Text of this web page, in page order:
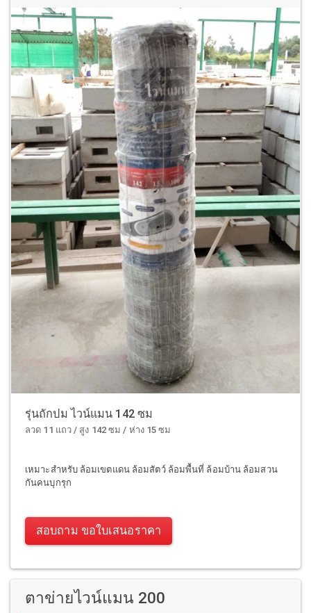
รุ่นถักปม ไวน์แมน 142 ซม
ลวด 11 แถว / สูง 142 ซม / ห่าง 15 ซม
เหมาะสำหรับ ล้อมเขตแดน ล้อมสัตว์ ล้อมพื้นที่ ล้อมบ้าน ล้อมสวน
กันคนบุกรุก
สอบถาม ขอใบเสนอราคา
ตาข่ายไวน์แมน 200